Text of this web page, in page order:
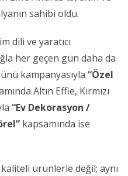
sahibi oldu.
dili ve yaratıcı
her geçen gün daha da
kampanyasıyla “Özel
Altın Effie, Kırmızı
“Ev Dekorasyon /
kapsamında ise
ürünlerle değil; aynı